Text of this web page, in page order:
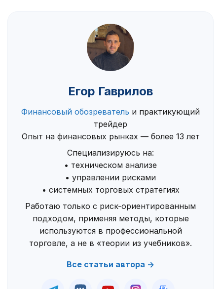
Егор Гаврилов
Финансовый обозреватель и практикующий
трейдер
Опыт на финансовых рынках — более 13 лет
Специализируюсь на:
• техническом анализе
• управлении рисками
• системных торговых стратегиях
Работаю только с риск-ориентированным
подходом, применяя методы, которые
используются в профессиональной
торговле, а не в «теории из учебников».
Все статьи автора →